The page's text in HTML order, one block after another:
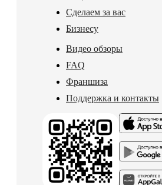
Сделаем за вас
Бизнесу
Видео обзоры
FAQ
Франшиза
Поддержка и контакты